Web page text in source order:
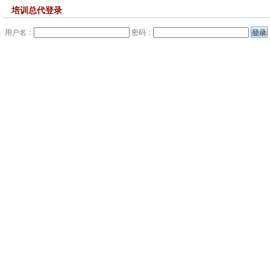
培训总代登录
用户名： 密码：